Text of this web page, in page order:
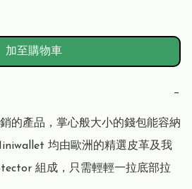
加至購物車
−
的產品，掌心般大小的錢包能容納
均由歐洲的精選皮革及我
組成，只需輕輕一拉底部拉